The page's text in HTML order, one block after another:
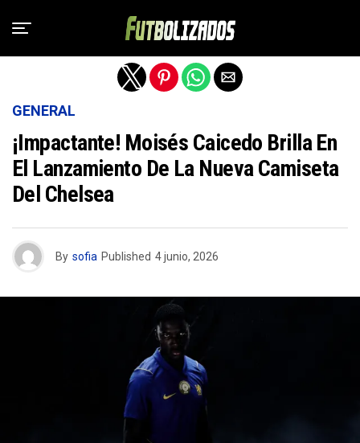
GENERAL
¡Impactante! Moisés Caicedo Brilla En
El Lanzamiento De La Nueva Camiseta
Del Chelsea
By sofia Published 4 junio, 2026
Salir de la versión móvil